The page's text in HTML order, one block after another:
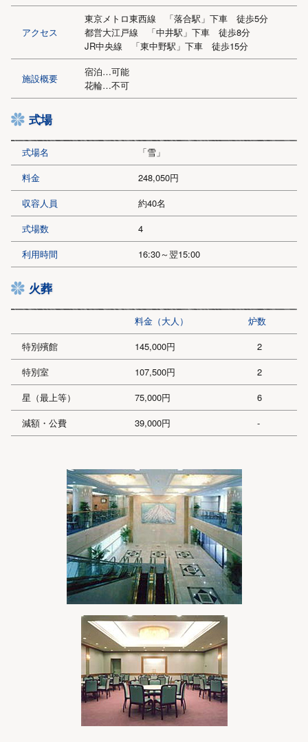
アクセス
東京メトロ東西線 「落合駅」下車 徒歩5分
都営大江戸線 「中井駅」下車 徒歩8分
JR中央線 「東中野駅」下車 徒歩15分
施設概要
宿泊…可能
花輪…不可
式場
式場名
「雪」
料金
248,050円
収容人員
約40名
式場数
4
利用時間
16:30～翌15:00
火葬
料金（大人）
炉数
特別殯館
145,000円
2
特別室
107,500円
2
星（最上等）
75,000円
6
減額・公費
39,000円 -